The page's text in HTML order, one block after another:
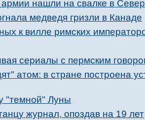
нашли на свалке в
медведя гризли в Канаде
к вилле римских
сериалы с пермским
атом: в стране построена
"темной" Луны
журнал, опоздав на 19 лет